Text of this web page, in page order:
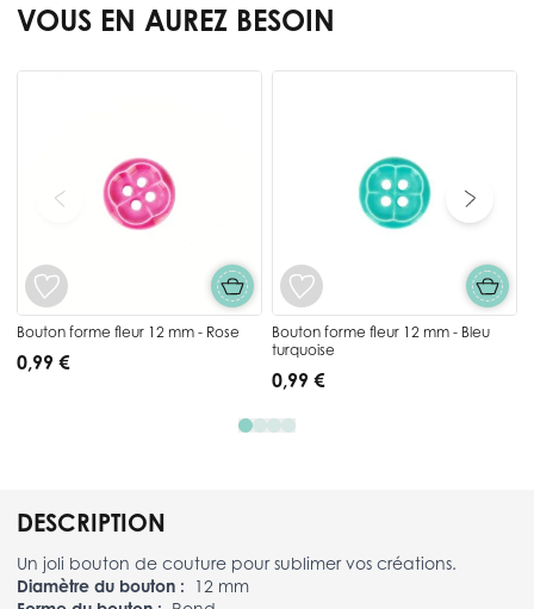
DESCRIPTION
Un joli bouton de couture pour sublimer vos créations.
Diamètre du bouton :
12 mm
VOUS EN AUREZ BESOIN
Press to skip carousel
Bouton forme fleur 12 mm - Rose
0,99 €
Bouton forme fleur 12 mm - Bleu
turquoise
0,99 €